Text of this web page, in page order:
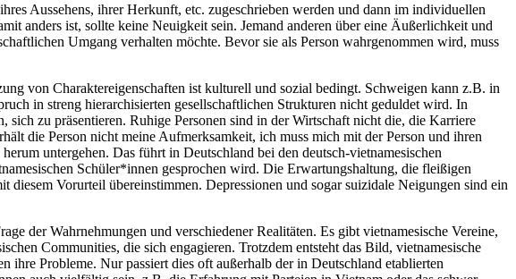
Aussehens, ihrer Herkunft, etc. zugeschrieben werden und dann im individuellen
anders ist, sollte keine Neuigkeit sein. Jemand anderen über eine Äußerlichkeit und
Umgang verhalten möchte. Bevor sie als Person wahrgenommen wird, muss
von Charaktereigenschaften ist kulturell und sozial bedingt. Schweigen kann z.B. in
in streng hierarchisierten gesellschaftlichen Strukturen nicht geduldet wird. In
zu präsentieren. Ruhige Personen sind in der Wirtschaft nicht die, die Karriere
die Person nicht meine Aufmerksamkeit, ich muss mich mit der Person und ihren
untergehen. Das führt in Deutschland bei den deutsch-vietnamesischen
Schüler*innen gesprochen wird. Die Erwartungshaltung, die fleißigen
diesem Vorurteil übereinstimmen. Depressionen und sogar suizidale Neigungen sind ein
der Wahrnehmungen und verschiedener Realitäten. Es gibt vietnamesische Vereine,
Communities, die sich engagieren. Trotzdem entsteht das Bild, vietnamesische
Probleme. Nur passiert dies oft außerhalb der in Deutschland etablierten